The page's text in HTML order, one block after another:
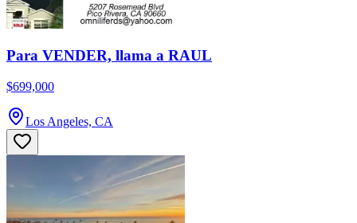
Para VENDER, llama a RAUL
$699,000
Los Angeles, CA